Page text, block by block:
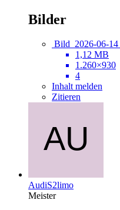
Bilder
Bild_2026-06-
1,12 MB
1.260×930
4
Inhalt melden
Zitieren
AudiS2limo
Meister